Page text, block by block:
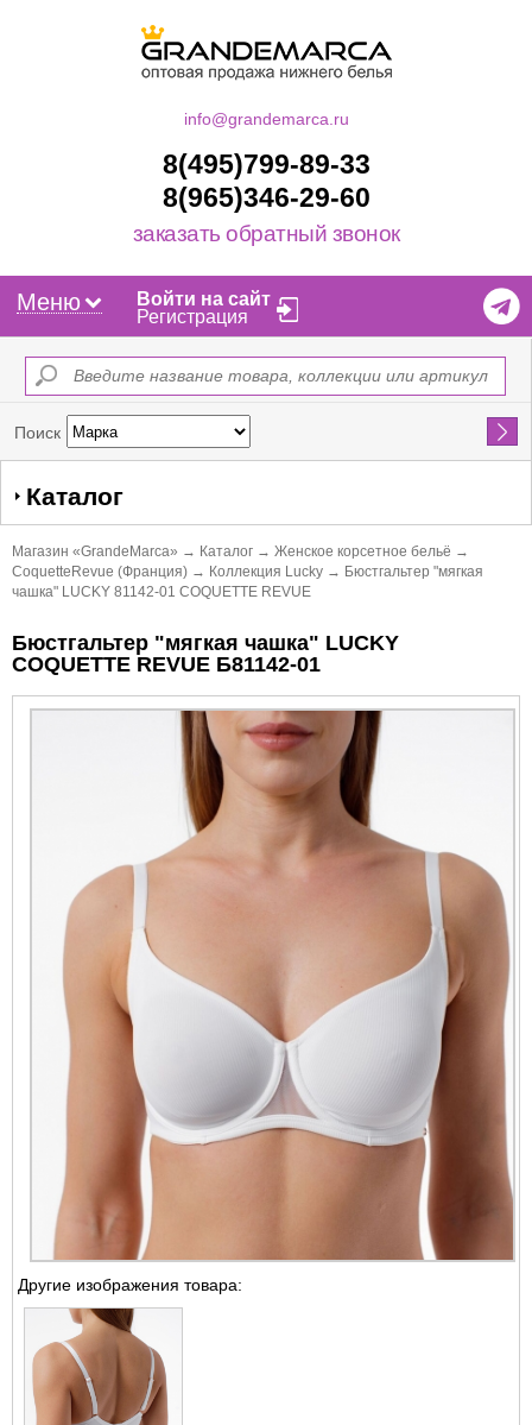
info@grandemarca.ru
8(495)799-89-33
8(965)346-29-60
заказать обратный звонок
Меню
Войти на сайт
Регистрация
Поиск Найти
Каталог
Магазин «GrandeMarca» → Каталог → Женское корсетное бельё →
CoquetteRevue (Франция) → Коллекция Lucky → Бюстгальтер "мягкая
чашка" LUCKY 81142-01 COQUETTE REVUE
Бюстгальтер "мягкая чашка" LUCKY
COQUETTE REVUE Б81142-01
Другие изображения товара: